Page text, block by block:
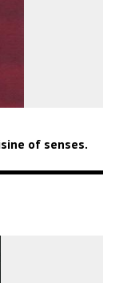
of senses.